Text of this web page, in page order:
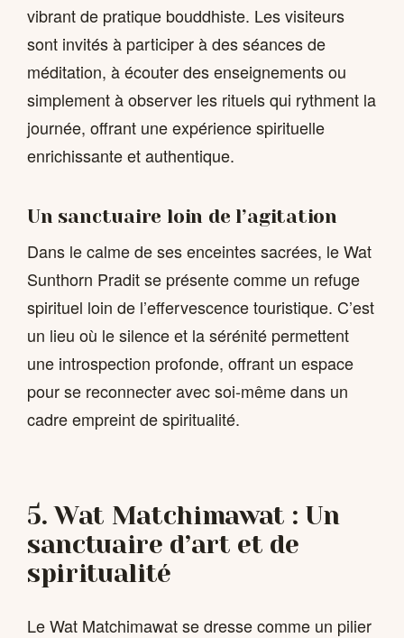
vibrant de pratique bouddhiste. Les visiteurs
sont invités à participer à des séances de
méditation, à écouter des enseignements ou
simplement à observer les rituels qui rythment la
journée, offrant une expérience spirituelle
enrichissante et authentique.
Un sanctuaire loin de l’agitation
Dans le calme de ses enceintes sacrées, le Wat
Sunthorn Pradit se présente comme un refuge
spirituel loin de l’effervescence touristique. C’est
un lieu où le silence et la sérénité permettent
une introspection profonde, offrant un espace
pour se reconnecter avec soi-même dans un
cadre empreint de spiritualité.
5. Wat Matchimawat : Un
sanctuaire d’art et de
spiritualité
Le Wat Matchimawat se dresse comme un pilier